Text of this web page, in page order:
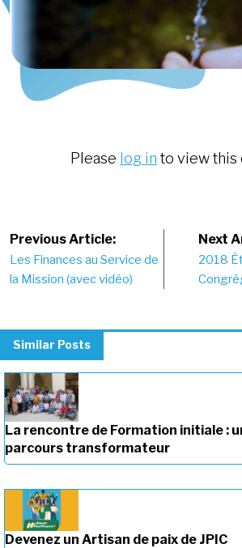
Please log in to view this
Post
navigation
Previous Article:
Les Finances au Service de
la Mission (avec vidéo)
Next
2018
Similar Posts
La rencontre de Formation initiale :
parcours transformateur
Devenez un Artisan de paix de JPIC